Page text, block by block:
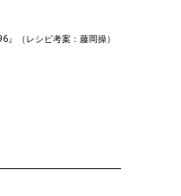
（レシピ考案：藤岡操）